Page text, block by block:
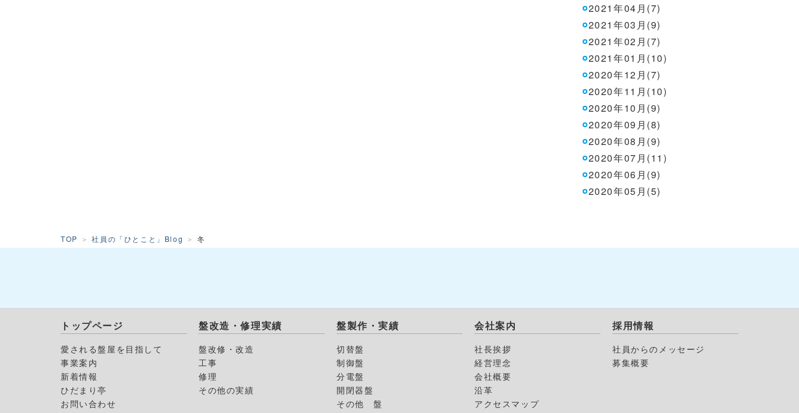
2021年04月(7)
2021年03月(9)
2021年02月(7)
2021年01月(10)
2020年12月(7)
2020年11月(10)
2020年10月(9)
2020年09月(8)
2020年08月(9)
2020年07月(11)
2020年06月(9)
2020年05月(5)
TOP 社員の「ひとこと」Blog 冬
トップページ
愛される盤屋を目指して
事業案内
新着情報
ひだまり亭
お問い合わせ
盤改造・修理実績
盤改修・改造
工事
修理
その他の実績
盤製作・実績
切替盤
制御盤
分電盤
開閉器盤
その他 盤
会社案内
社長挨拶
経営理念
会社概要
沿革
アクセスマップ
採用情報
社員からのメッセージ
募集概要